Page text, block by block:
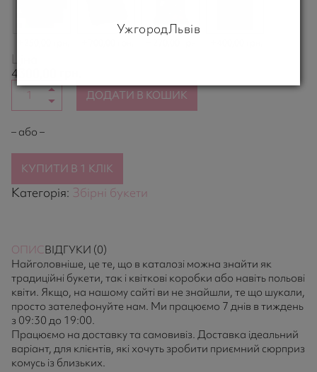
Ціна
4300,00
ДОДАТИ В КОШИК
– або –
КУПИТИ В 1 КЛІК
Категорія: Збірні букети
ОПИСВІДГУКИ (0)
Найголовніше, це те, що в каталозі можна знайти як
традиційні букети, так і квіткові коробки або навіть польові
квіти. Якщо, на нашому сайті ви не знайшли, те що шукали,
просто зателефонуйте нам. Ми працюємо 7 днів в тиждень
з 09:30 до 19:00.
Працюємо на доставку та самовивіз. Доставка ідеальний
варіант, для клієнтів, які хочуть зробити приємний сюрприз
комусь із близьких.
УжгородЛьвів